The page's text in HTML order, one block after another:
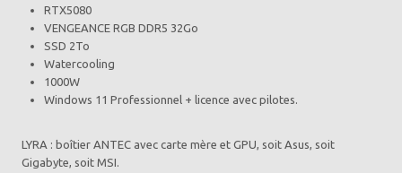
RTX5080
VENGEANCE RGB DDR5 32Go
SSD 2To
Watercooling
1000W
Windows 11 Professionnel + licence avec pilotes.
LYRA : boîtier ANTEC avec carte mère et GPU, soit Asus, soit
Gigabyte, soit MSI.